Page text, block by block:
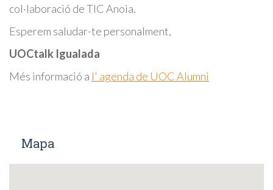
col·laboració de TIC Anoia.
Esperem saludar-te personalment,
UOCtalk Igualada
Més informació a l' agenda de UOC Alumni
Mapa